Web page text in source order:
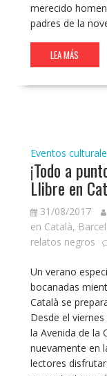
merecido
padres de la
LEA MÁS
Eventos
¡Todo a
Llibre en
31/08/2017
en Català,
relatos negros
Un verano
bocanadas
Català se
Desde el
la Avenida de la
nuevamente en
lectores